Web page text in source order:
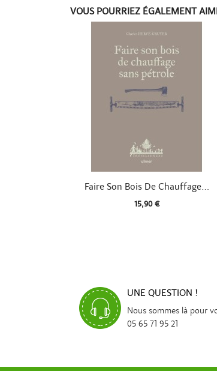
VOUS POURRIEZ ÉGALEMENT
 Aperçu rapide
Faire Son Bois De Chauffage...
15,90 €
UNE QUESTION !
Nous sommes là pour
05 65 71 95 21